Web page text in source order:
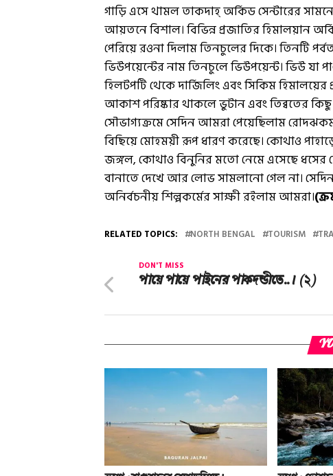
গাড়ি এসে থামল তাকদাহ্ অর্কিড সেন্টারের
আয়তনে বিশাল। বিভিন্ন প্রজাতির হিমালয়ান
পেরিয়ে রওনা দিলাম তিনচুলের দিকে। তিনটি
ভিউপয়েন্টের নাম তিনচুলে ভিউপয়েন্ট। ভিউ যা
হিলটপটি থেকে দার্জিলিং এবং সিকিম
আকাশ পরিষ্কার থাকলে ভুটান এবং তিব্বতের
সৌভাগ্যক্রমে সেদিন আমরা পেয়েছিলাম
বিছিয়ে মোহময়ী রূপ ধারণ করেছে। কোথাও
জঙ্গল, কোথাও বিনুনির মতো নেমে এসেছে ধসের
বানাতে দেখে আর লোভ সামলানো গেল না।
অনির্বচনীয় শিল্পকর্মের সাক্ষী রইলাম আমরা।
RELATED TOPICS: NORTH BENGAL TOURISM
DON'T MISS
পায়ে পায়ে পাইনের পাকদন্ডীতে..। (২)